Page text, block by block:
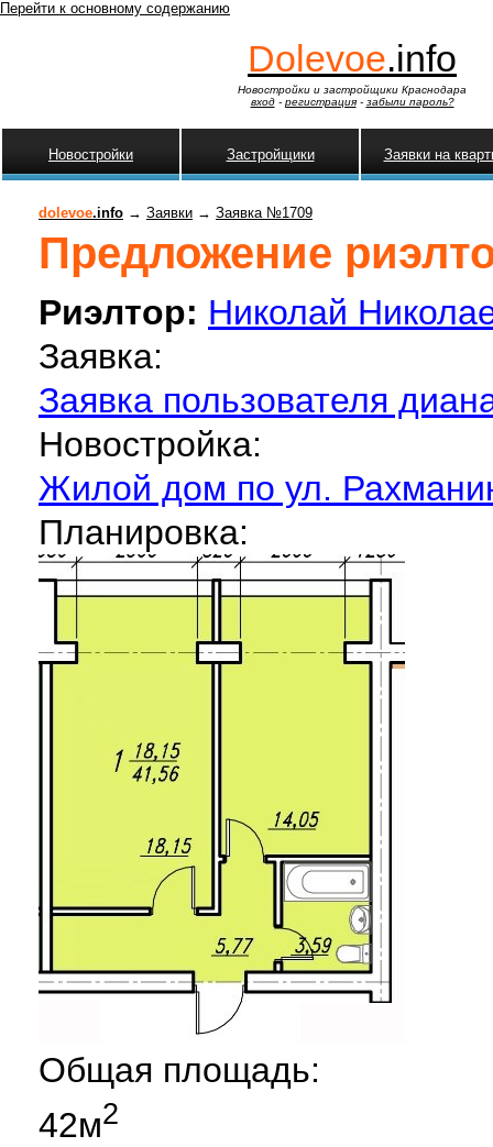
Перейти к основному содержанию
Dolevoe.info
Новостройки и застройщики Краснодара
вход- регистрация- забыли пароль?
Новостройки Застройщики Заявки на
dolevoe.info → Заявки → Заявка №1709
Предложение
Риэлтор: Николай
Заявка:
Заявка пользователя
Новостройка:
Жилой дом по ул.
Планировка:
Общая площадь:
42м2